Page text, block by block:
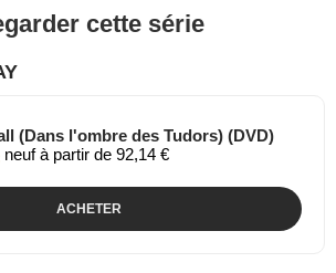
cette série
(Dans l'ombre des Tudors) (DVD)
neuf à partir de 92,14 €
ACHETER